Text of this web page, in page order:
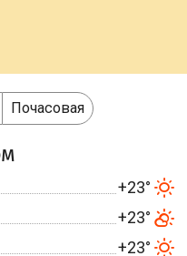
Почасовая
+23°
+23°
+23°